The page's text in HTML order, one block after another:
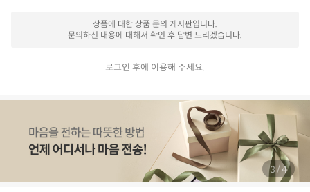
상품에 대한 상품 문의 게시판입니다.
문의하신 내용에 대해서 확인 후 답변 드리겠습니다.
로그인 후에 이용해 주세요.
3 /4